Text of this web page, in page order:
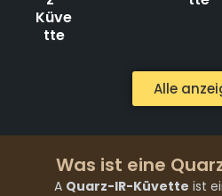
Küve
tte
Alle
Was ist eine
A Quarz-IR-Küvette ist